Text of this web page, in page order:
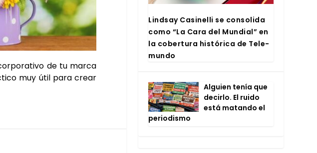
de tu mar­ca
muy útil para crear
Lind­say Casi­ne­lli se con­so­li­da
como “La Cara del Mun­dial” en
la cober­tu­ra his­tó­ri­ca de Tele­
mun­do
Alguien tenía que
decir­lo. El rui­do
está matan­do el
perio­dis­mo